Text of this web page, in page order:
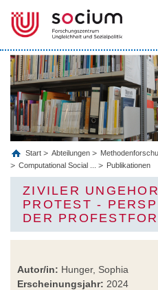
Start Abteilungen
Computational Social ...
Publikationen
ZIVILER
PROTEST -
DER
Autor/in: Hunger, Sophia
Erscheinungsjahr: 2024